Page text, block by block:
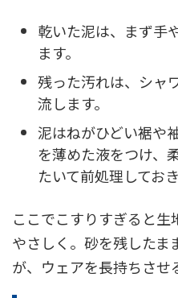
乾いた泥は、まず手
ます。
残った汚れは、シャ
流します。
泥はねがひどい裾や
を薄めた液をつけ、
たいて前処理しておき
ここでこすりすぎると
やさしく。砂を残したま
が、ウェアを長持ちさせ